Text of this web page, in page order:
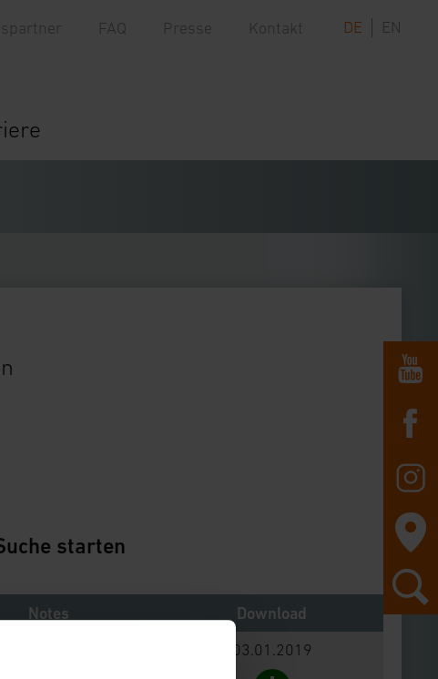
FAQ Presse Kontakt DE EN
starten
Notes
Download
03.01.2019